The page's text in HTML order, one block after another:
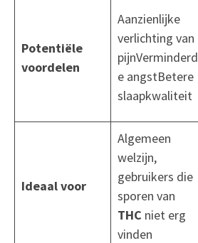
Potentiële
voordelen
Aanzienlijke
verlichting van
pijnVerminderd
e angstBetere
slaapkwaliteit
Ideaal voor
Algemeen
welzijn,
gebruikers die
sporen van
THC niet erg
vinden